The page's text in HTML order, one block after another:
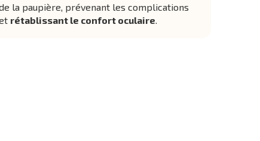
la paupière, prévenant les complications
rétablissant le confort oculaire.